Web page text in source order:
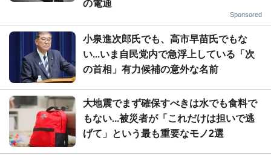
の電通
Sponsored
小泉進次郎氏でも、高市早苗氏でもな
い...いま自民党内で急浮上している「次
の首相」有力候補の意外な名前
大地震でまず確保すべきは水でも食料で
もない...被災者が「これだけは担いで逃
げて」という最も重要なモノ2選